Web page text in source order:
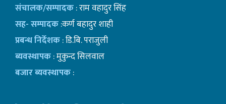
संचालक/सम्पादक: राम वहादुर सिंह
सह- सम्पादक:कर्ण बहादुर शाही
प्रबन्ध निर्देशक: डि.बि. पराजुली
ब्यवस्थापक: मुकुन्द सिलवाल
बजार ब्यवस्थापक: